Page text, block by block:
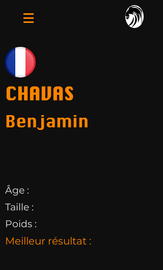
CHAVAS
Benjamin
Âge :
Taille :
Poids :
Meilleur résultat :